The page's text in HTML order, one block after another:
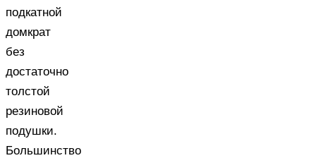
подкатной
домкрат
без
достаточно
толстой
резиновой
подушки.
Большинство